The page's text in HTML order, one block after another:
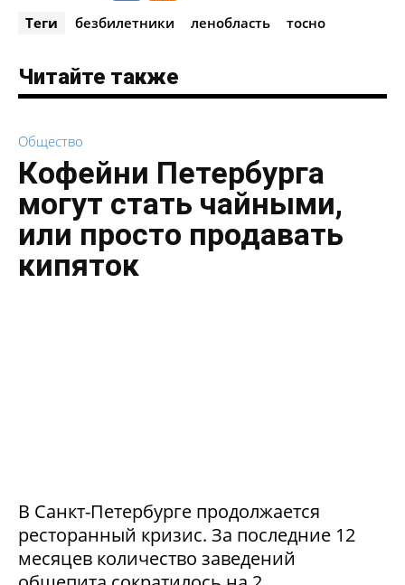
Теги безбилетники ленобласть тосно
Читайте также
Общество
Кофейни Петербурга
могут стать чайными,
или просто продавать
кипяток
В Санкт-Петербурге продолжается
ресторанный кризис. За последние 12
месяцев количество заведений